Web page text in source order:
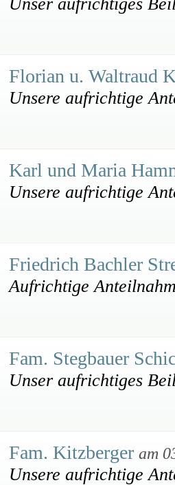
Florian u. Waltraud
Unsere aufrichtige
Karl und Maria
Unsere aufrichtige
Friedrich Bachler
Aufrichtige
Fam. Stegbauer
Unser aufrichtiges
Fam. Kitzberger am
Unsere aufrichtige